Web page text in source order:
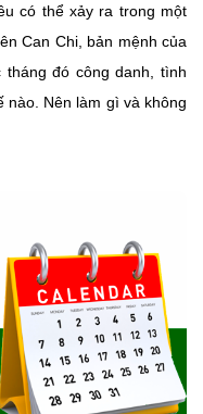
có thể xảy ra trong một
Can Chi, bản mệnh của
đó công danh, tình
nào. Nên làm gì và không